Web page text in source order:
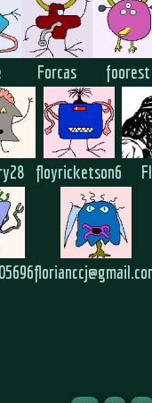
Forcas foorest
floyricketson6